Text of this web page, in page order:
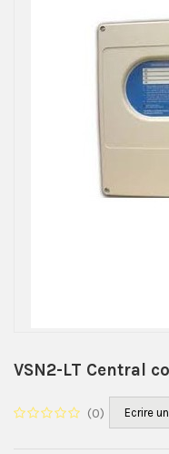
VSN2-LT Central
(0) Ecrire